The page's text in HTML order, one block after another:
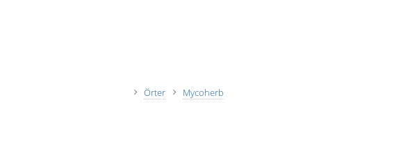
Örter Mycoherb